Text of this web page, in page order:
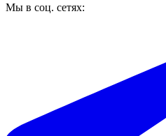
Мы в соц. сетях: